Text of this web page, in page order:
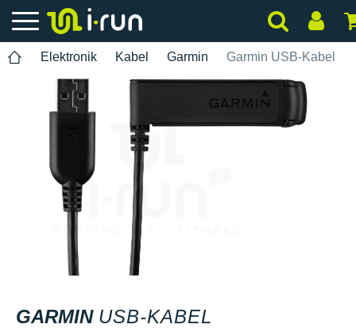
Elektronik Kabel Garmin Garmin USB-Kabel
GARMIN USB-KABEL